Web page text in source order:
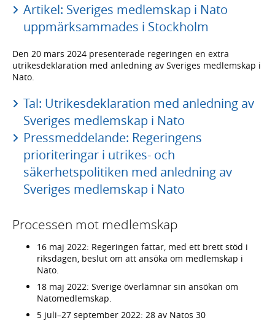
Artikel: Sveriges medlemskap i Nato
uppmärksammades i Stockholm
Den 20 mars 2024 presenterade regeringen en extra
utrikesdeklaration med anledning av Sveriges medlemskap i
Nato.
Tal: Utrikesdeklaration med anledning av
Sveriges medlemskap i Nato
Pressmeddelande: Regeringens
prioriteringar i utrikes- och
säkerhetspolitiken med anledning av
Sveriges medlemskap i Nato
Processen mot medlemskap
16 maj 2022: Regeringen fattar, med ett brett stöd i
riksdagen, beslut om att ansöka om medlemskap i
Nato.
18 maj 2022: Sverige överlämnar sin ansökan om
Natomedlemskap.
5 juli–27 september 2022: 28 av Natos 30